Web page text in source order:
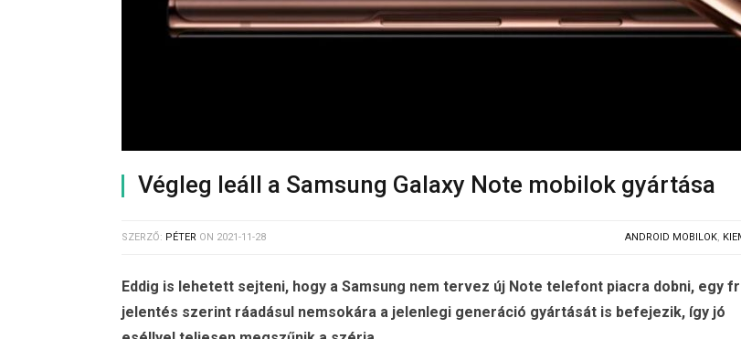
Végleg leáll a Samsung Galaxy Note mobilok gyártása
SZERZŐ: PÉTER ON 2021-11-28 ANDROID MOBILOK,
Eddig is lehetett sejteni, hogy a Samsung nem tervez új Note telefont piacra dobni, egy
jelentés szerint ráadásul nemsokára a jelenlegi generáció gyártását is befejezik, így jó